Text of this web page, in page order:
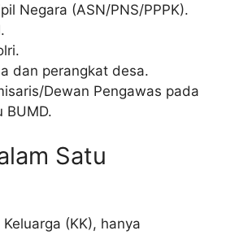
Negara (ASN/PNS/PPPK).
dan perangkat desa.
Dewan Pengawas pada
BUMD.
Satu
(KK), hanya